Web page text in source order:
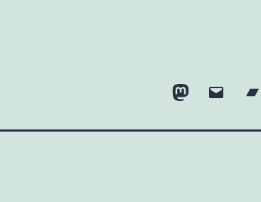
MastodonEmail